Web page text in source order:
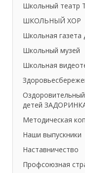
Школьный
ШКОЛЬНЫЙ ХОР
Школьная
Школьный музей
Школьная
детей
Методическая
Наши выпускники
Наставничество
Профсоюзная